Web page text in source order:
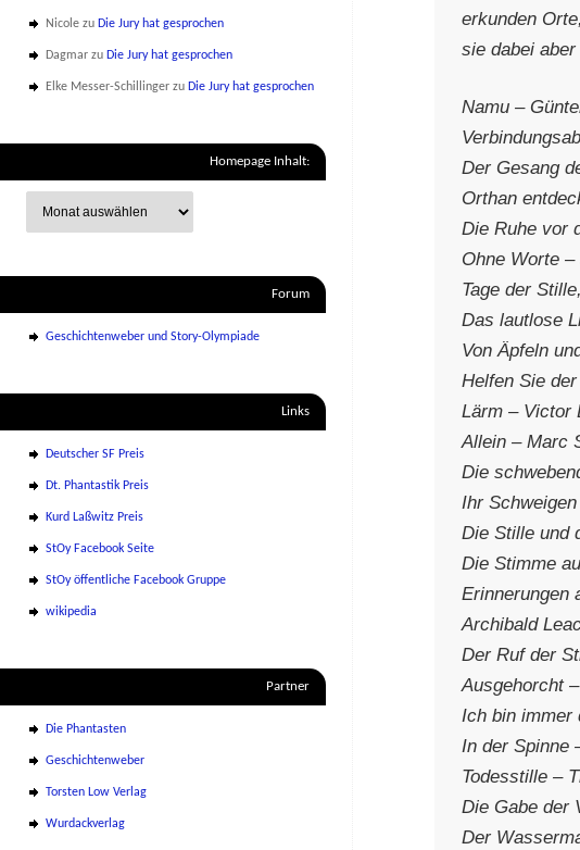
erkunden
sie dabei
Namu –
Der Gesang
Orthan
Die Ruhe vor
Ohne Worte
Tage der
Das lautlose
Von Äpfeln
Helfen Sie
Lärm – Victor
Allein – Marc
Die
Ihr
Die Stille und
Die Stimme
Erinnerungen
Archibald
Der Ruf der
Ausgehorcht
Ich bin immer
In der Spinne
Todesstille –
Die Gabe der
Der
Nicole zu Die Jury hat gesprochen
Dagmar zu Die Jury hat gesprochen
Elke Messer-Schillinger zu Die Jury hat gesprochen
Homepage Inhalt:
Forum
Geschichtenweber und Story-Olympiade
Links
Deutscher SF Preis
Dt. Phantastik Preis
Kurd Laßwitz Preis
StOy Facebook Seite
StOy öffentliche Facebook Gruppe
wikipedia
Partner
Die Phantasten
Geschichtenweber
Torsten Low Verlag
Wurdackverlag